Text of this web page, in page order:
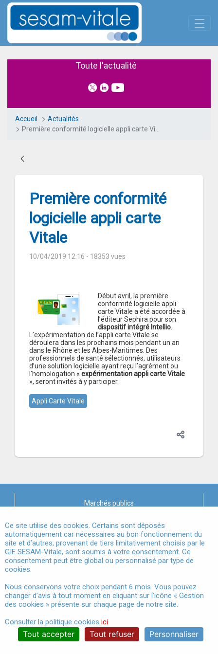
Saut au contenu principal
Première conformité logicielle
Toute l'actualité
Accueil
Actualités
Première conformité logicielle appli carte Vitale
Première conformité
logicielle appli carte
Vitale
10/04/2019 12:16 - 18353 vues
Début avril, la première
conformité logicielle appli
carte Vitale a été accordée à
l’éditeur Sephira pour son
dispositif intégré Intellio.
L’expérimentation de l’appli carte Vitale se
déroulera dans les prochains mois pendant un an
dans le Rhône et les Alpes-Maritimes. Des
professionnels de santé sélectionnés, utilisateurs
d’une solution logicielle ayant reçu l’agrément ou
l’homologation « expérimentation appli carte Vitale
», seront invités à y participer.
Appli Carte Vitale
Marchés publics
Mentions légales
Conditions Générales d'Utilisation
Données à Caractère Personnel
Accessibilité
Gestion des cookies
© 2024 GIE SESAM-Vitale
Panneau de gestion des cookies
Ce site utilise des cookies. Certains sont déposés
automatiquement car nécessaires au bon fonctionnement du
site et d’autres, provenant de tiers limitativement choisis par le
GIE SESAM-Vitale, sont soumis à votre consentement. Ce
consentement peut être global ou personnalisé par type de
cookies.
Nous conservons votre choix pendant 6 mois. Vous pouvez
changer d’avis à tout moment en cliquant sur l’icône « Gestion
des cookies » présente sur chaque page de notre site.
Consulter la politique cookies ici
Tout accepter Tout refuser Personnaliser